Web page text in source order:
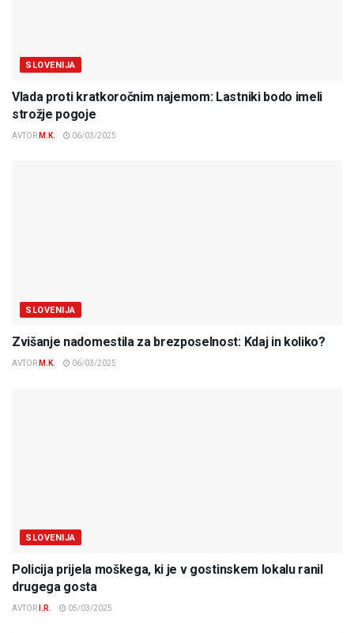
SLOVENIJA
Vlada proti kratkoročnim najemom: Lastniki bodo imeli
strožje pogoje
AVTOR M.K. 06/03/2025
SLOVENIJA
Zvišanje nadomestila za brezposelnost: Kdaj in koliko?
AVTOR M.K. 06/03/2025
SLOVENIJA
Policija prijela moškega, ki je v gostinskem lokalu ranil
drugega gosta
AVTOR I.R. 05/03/2025